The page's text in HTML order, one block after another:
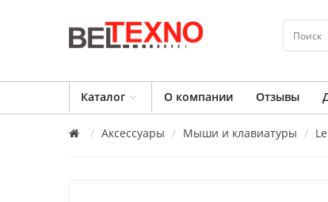
Каталог О компании Отзывы
Аксессуары Мыши и клавиатуры